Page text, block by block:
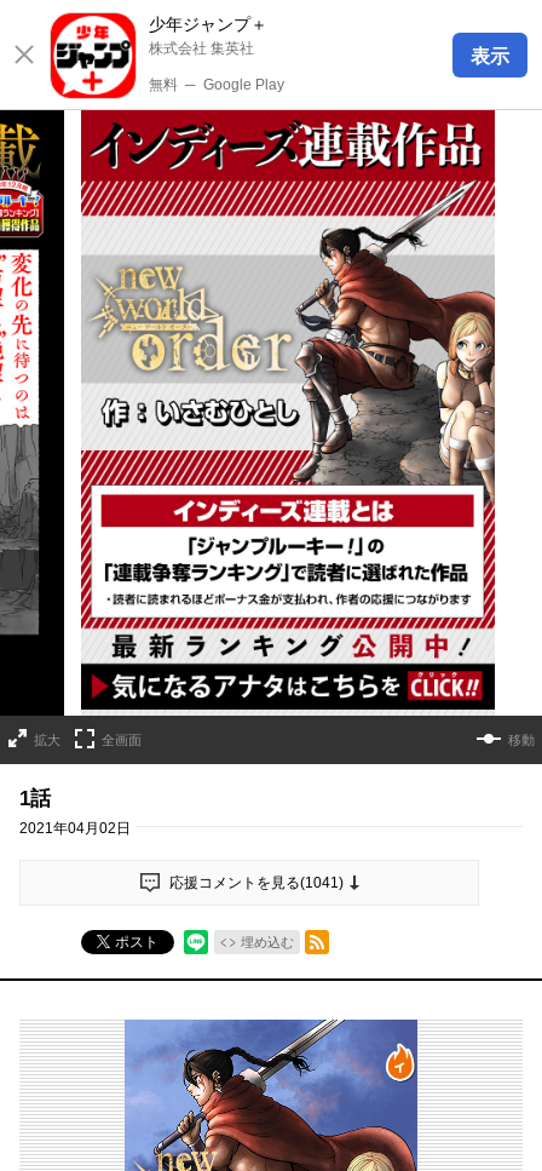
少年ジャンプ＋
株式会社 集英社
無料 ─ Google Play
表示
詳細ページへのリンク
拡大 全画面 移動
1話
2021年04月02日
応援コメントを見る(1041)
ポスト 埋め込む
RSSフィード